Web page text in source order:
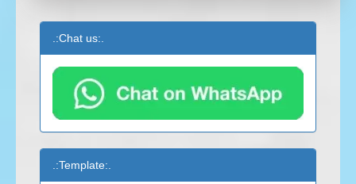
.:Chat us:.
.:Template:.